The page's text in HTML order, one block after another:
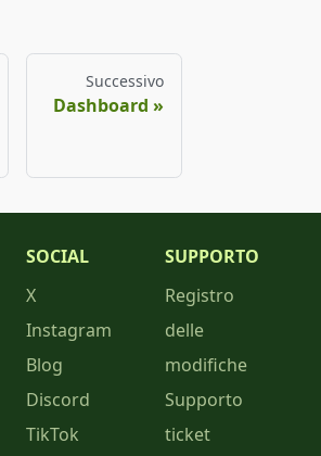
Successivo
Dashboard
SOCIAL
X
Instagram
Blog
Discord
TikTok
SUPPORTO
Registro
delle
modifiche
Supporto
ticket